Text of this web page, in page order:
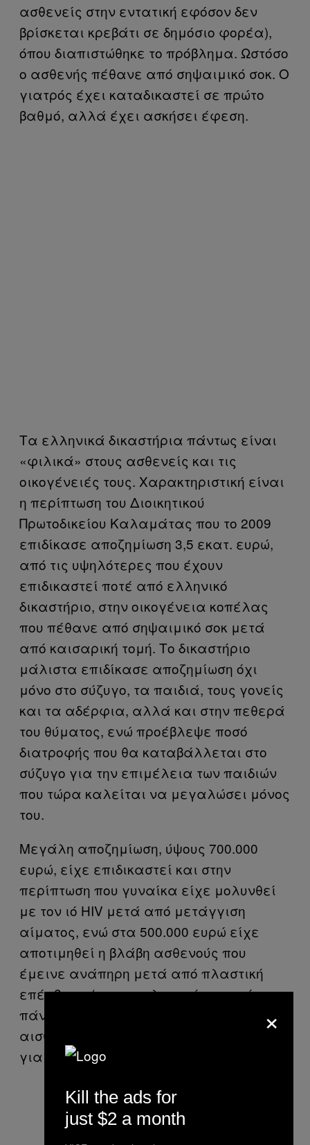
ασθενείς στην εντατική εφόσον δεν
βρίσκεται κρεβάτι σε δημόσιο φορέα),
όπου διαπιστώθηκε το πρόβλημα. Ωστόσο
ο ασθενής πέθανε από σηψαιμικό σοκ. Ο
γιατρός έχει καταδικαστεί σε πρώτο
βαθμό, αλλά έχει ασκήσει έφεση.
Τα ελληνικά δικαστήρια πάντως είναι
«φιλικά» στους ασθενείς και τις
οικογένειές τους. Χαρακτηριστική είναι
η περίπτωση του Διοικητικού
Πρωτοδικείου Καλαμάτας που το 2009
επιδίκασε αποζημίωση 3,5 εκατ. ευρώ,
από τις υψηλότερες που έχουν
επιδικαστεί ποτέ από ελληνικό
δικαστήριο, στην οικογένεια κοπέλας
που πέθανε από σηψαιμικό σοκ μετά
από καισαρική τομή. Το δικαστήριο
μάλιστα επιδίκασε αποζημίωση όχι
μόνο στο σύζυγο, τα παιδιά, τους γονείς
και τα αδέρφια, αλλά και στην πεθερά
του θύματος, ενώ προέβλεψε ποσό
διατροφής που θα καταβάλλεται στο
σύζυγο για την επιμέλεια των παιδιών
που τώρα καλείται να μεγαλώσει μόνος
του.
Μεγάλη αποζημίωση, ύψους 700.000
ευρώ, είχε επιδικαστεί και στην
περίπτωση που γυναίκα είχε μολυνθεί
με τον ιό HIV μετά από μετάγγιση
αίματος, ενώ στα 500.000 ευρώ είχε
αποτιμηθεί η βλάβη ασθενούς που
έμεινε ανάπηρη μετά από πλαστική
επέμβαση (οι ασφαλιστικές εταιρίες
πάντως συνήθως εξαιρούν τις
αισθητικές επεμβάσεις στα συμβόλαια
για την αστική ευθύνη γιατρών).
×
Kill the ads for
just $2 a month